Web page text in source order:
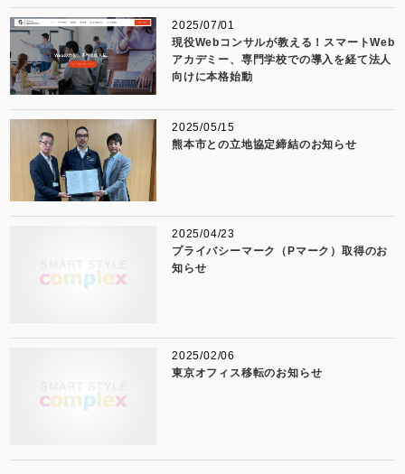
2025/07/01
現役Webコンサルが教える！スマートWeb
アカデミー、専門学校での導入を経て法人
向けに本格始動
2025/05/15
熊本市との立地協定締結のお知らせ
2025/04/23
プライバシーマーク（Pマーク）取得のお
知らせ
2025/02/06
東京オフィス移転のお知らせ